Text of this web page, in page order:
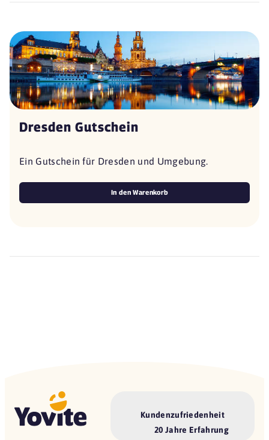
Dresden Gutschein
Ein Gutschein für Dresden und Umgebung.
In den Warenkorb
Kundenzufriedenheit
20 Jahre Erfahrung